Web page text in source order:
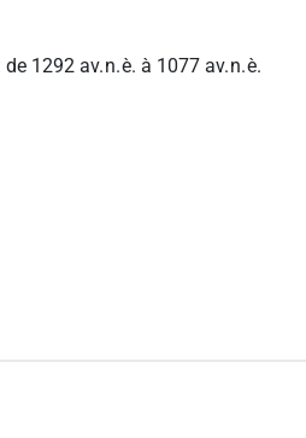
de 1292 av. n. è. à 1077 av. n. è.